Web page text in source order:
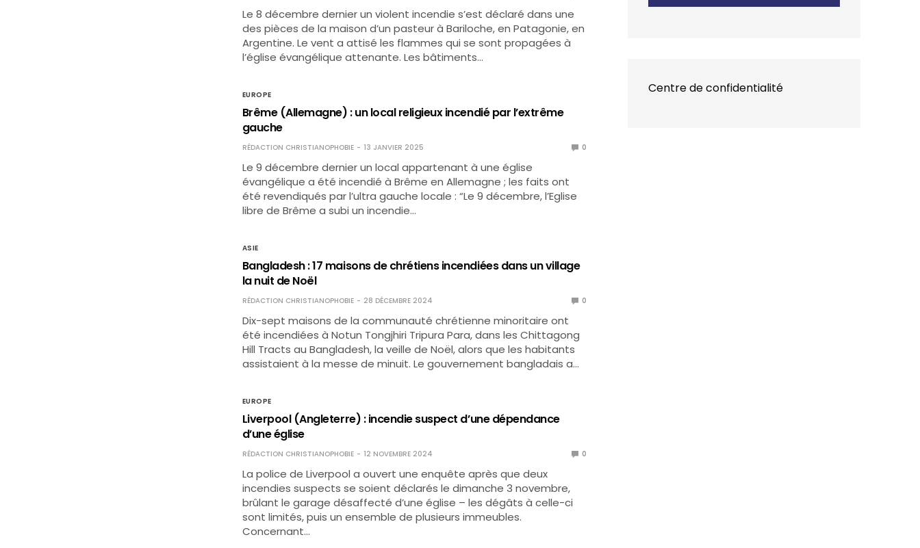
Le 8 décembre dernier un violent incendie s’est déclaré dans une
des pièces de la maison d’un pasteur à Bariloche, en Patagonie, en
Argentine. Le vent a attisé les flammes qui se sont propagées à
l’église évangélique attenante. Les bâtiments…
EUROPE
Brême (Allemagne) : un local religieux incendié par l’extrême
gauche
RÉDACTION CHRISTIANOPHOBIE 13 JANVIER 2025 0
Le 9 décembre dernier un local appartenant à une église
évangélique a été incendié à Brême en Allemagne ; les faits ont
été revendiqués par l’ultra gauche locale : “Le 9 décembre, l’Eglise
libre de Brême a subi un incendie…
ASIE
Bangladesh : 17 maisons de chrétiens incendiées dans un village
la nuit de Noël
RÉDACTION CHRISTIANOPHOBIE 28 DÉCEMBRE 2024 0
Dix-sept maisons de la communauté chrétienne minoritaire ont
été incendiées à Notun Tongjhiri Tripura Para, dans les Chittagong
Hill Tracts au Bangladesh, la veille de Noël, alors que les habitants
assistaient à la messe de minuit. Le gouvernement bangladais a…
EUROPE
Liverpool (Angleterre) : incendie suspect d’une dépendance
d’une église
RÉDACTION CHRISTIANOPHOBIE 12 NOVEMBRE 2024 0
La police de Liverpool a ouvert une enquête après que deux
incendies suspects se soient déclarés le dimanche 3 novembre,
brûlant le garage désaffecté d’une église – les dégâts à celle-ci
sont limités, puis un ensemble de plusieurs immeubles.
Concernant…
Centre de confidentialité